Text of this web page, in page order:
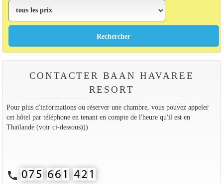
CONTACTER BAAN HAVAREE
RESORT
Pour plus d'informations ou réserver une chambre, vous pouvez appeler
cet hôtel par téléphone en tenant en compte de l'heure qu'il est en
Thaïlande (voir ci-dessous)))
call